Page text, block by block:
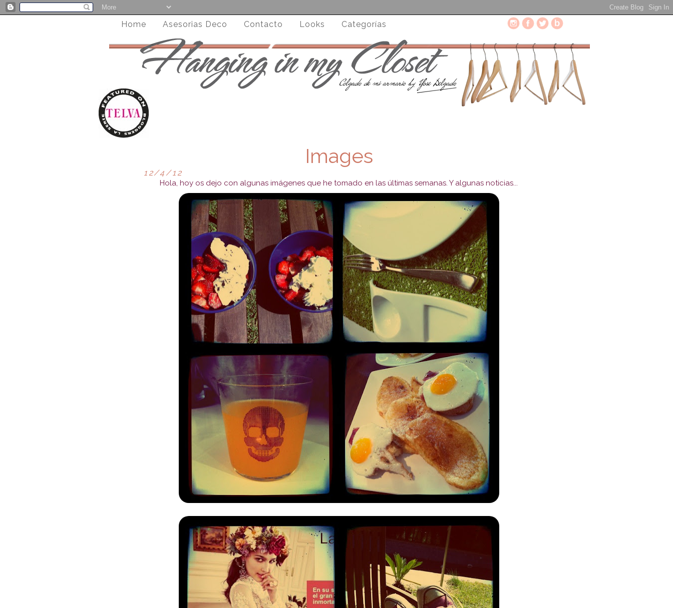
Home Asesorias Deco Contacto Looks Categorías
12/4/12
Images
Hola, hoy os dejo con algunas imágenes que he tomado en las últimas semanas. Y algunas noticias...